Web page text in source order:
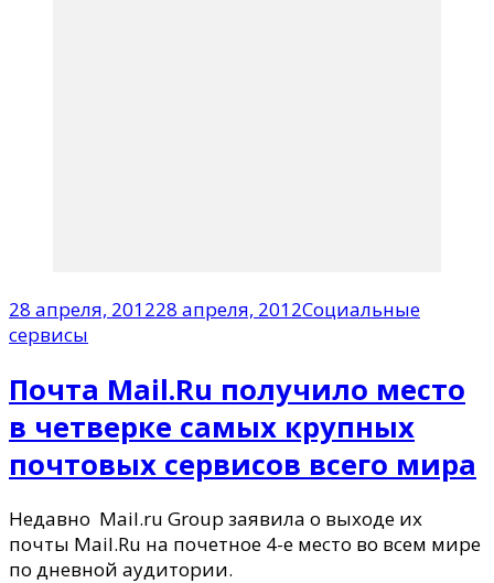
28 апреля, 201228 апреля, 2012Социальные
сервисы
Почта Mail.Ru получило место
в четверке самых крупных
почтовых сервисов всего мира
Недавно Mail.ru Group заявила о выходе их
почты Mail.Ru на почетное 4-е место во всем мире
по дневной аудитории.